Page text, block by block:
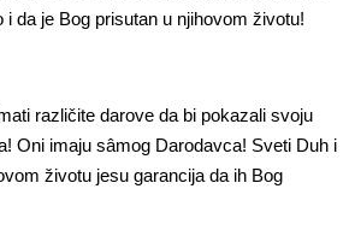
i da je Bog prisutan u njihovom životu!
različite darove da bi pokazali svoju
Oni imaju sâmog Darodavca! Sveti Duh i
životu jesu garancija da ih Bog